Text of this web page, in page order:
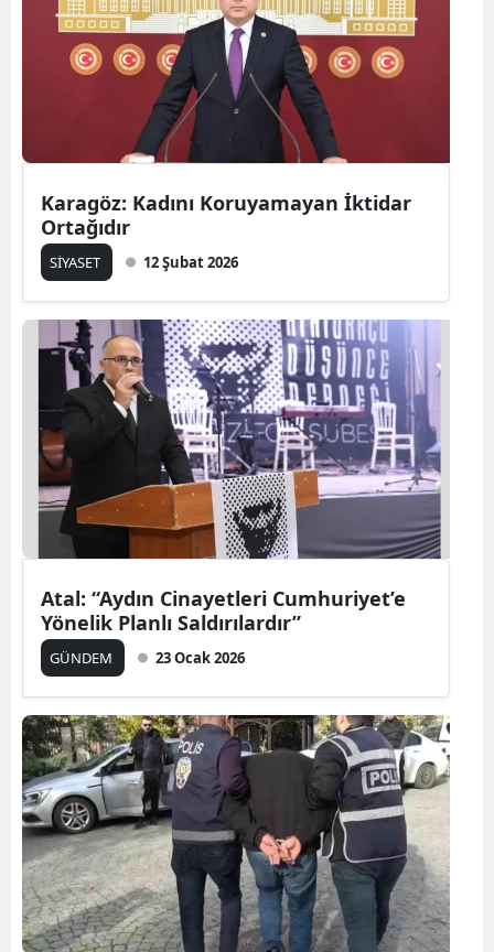
Karagöz: Kadını Koruyamayan İktidar
Ortağıdır
SİYASET 12 Şubat 2026
Atal: “Aydın Cinayetleri Cumhuriyet’e
Yönelik Planlı Saldırılardır”
GÜNDEM 23 Ocak 2026